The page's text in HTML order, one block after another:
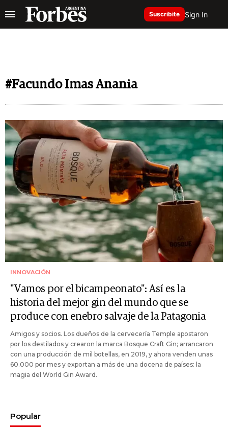
Suscribite Sign In
#Facundo Imas Anania
INNOVACIÓN
"Vamos por el bicampeonato": Así es la
historia del mejor gin del mundo que se
produce con enebro salvaje de la Patagonia
Amigos y socios. Los dueños de la cervecería Temple apostaron
por los destilados y crearon la marca Bosque Craft Gin; arrancaron
con una producción de mil botellas, en 2019, y ahora venden unas
60.000 por mes y exportan a más de una docena de países: la
magia del World Gin Award.
Popular